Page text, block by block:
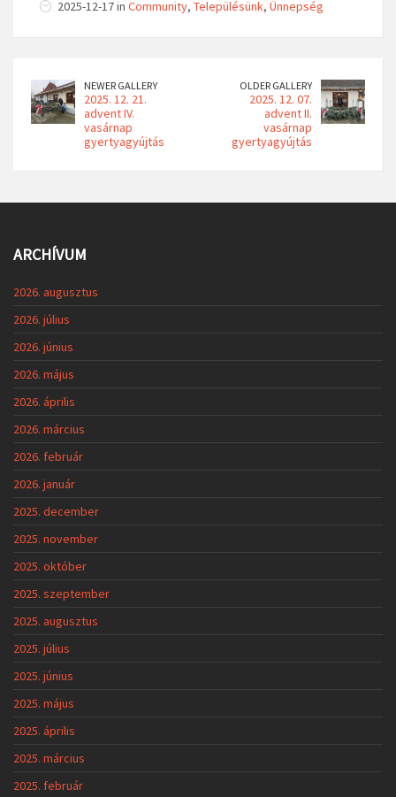
2025-12-17 in Community, Településünk, Ünnepség
NEWER GALLERY
2025. 12. 21.
advent IV.
vasárnap
gyertyagyújtás
OLDER GALLERY
2025. 12. 07.
advent II.
vasárnap
gyertyagyújtás
ARCHÍVUM
2026. augusztus
2026. július
2026. június
2026. május
2026. április
2026. március
2026. február
2026. január
2025. december
2025. november
2025. október
2025. szeptember
2025. augusztus
2025. július
2025. június
2025. május
2025. április
2025. március
2025. február